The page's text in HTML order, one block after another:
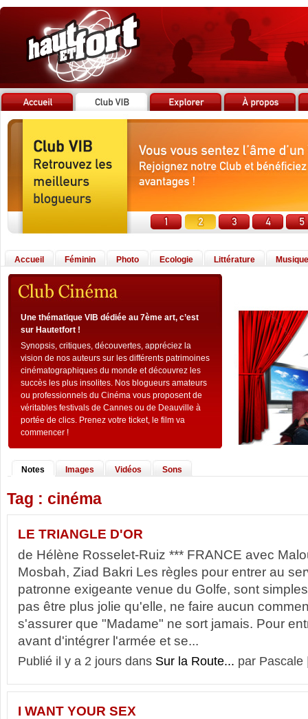
Accueil Féminin Photo Ecologie Littérature Musique
Une thématique VIB dédiée au 7ème art, c’est
sur Hautetfort !
Synopsis, critiques, découvertes, appréciez la
vision de nos auteurs sur les différents patrimoines
cinématographiques du monde et découvrez les
succès les plus insolites. Nos blogueurs amateurs
ou professionnels du Cinéma vous proposent de
véritables festivals de Cannes ou de Deauville à
portée de clics. Prenez votre ticket, le film va
commencer !
Notes Images Vidéos Sons
Tag : cinéma
LE TRIANGLE D'OR
de Hélène Rosselet-Ruiz *** FRANCE avec
Mosbah, Ziad Bakri Les règles pour entrer au
patronne exigeante venue du Golfe, sont
pas être plus jolie qu'elle, ne faire aucun
s'assurer que "Madame" ne sort jamais. Pour
avant d'intégrer l'armée et se...
Publié il y a 2 jours dans Sur la Route... par
I WANT YOUR SEX